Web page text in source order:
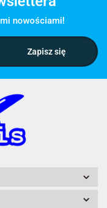
nowościami!